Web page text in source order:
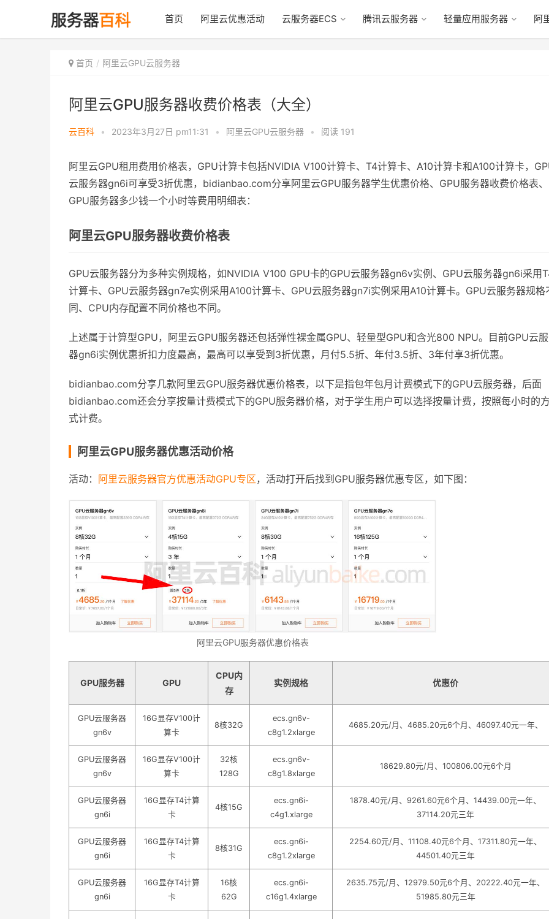
首页 阿里云优惠活动 云服务器ECS 腾讯云服务器 轻量应用服务器 阿
首页 阿里云GPU云服务器
阿里云GPU服务器收费价格表（大全）
云百科 • 2023年3月27日 pm11:31 • 阿里云GPU云服务器 • 阅读 191
阿里云GPU租用费用价格表，GPU计算卡包括NVIDIA V100计算卡、T4计算卡、A10计算卡和A100计算卡，
云服务器gn6i可享受3折优惠，bidianbao.com分享阿里云GPU服务器学生优惠价格、GPU服务器收费价格表、
GPU服务器多少钱一个小时等费用明细表：
阿里云GPU服务器收费价格表
GPU云服务器分为多种实例规格，如NVIDIA V100 GPU卡的GPU云服务器gn6v实例、GPU云服务器gn6i采用
计算卡、GPU云服务器gn7e实例采用A100计算卡、GPU云服务器gn7i实例采用A10计算卡。GPU云服务器规格
同、CPU内存配置不同价格也不同。
上述属于计算型GPU，阿里云GPU服务器还包括弹性裸金属GPU、轻量型GPU和含光800 NPU。目前GPU云
器gn6i实例优惠折扣力度最高，最高可以享受到3折优惠，月付5.5折、年付3.5折、3年付享3折优惠。
bidianbao.com分享几款阿里云GPU服务器优惠价格表，以下是指包年包月计费模式下的GPU云服务器，后面
bidianbao.com还会分享按量计费模式下的GPU服务器价格，对于学生用户可以选择按量计费，按照每小时的
式计费。
阿里云GPU服务器优惠活动价格
活动： 阿里云服务器官方优惠活动GPU专区，活动打开后找到GPU服务器优惠专区，如下图：
阿里云GPU服务器优惠价格表
GPU服务器 GPU
CPU内
存
实例规格 优惠价
GPU云服务器
gn6v
16G显存V100计
算卡
8核32G
ecs.gn6v-
c8g1.2xlarge
4685.20元/月、4685.20元6个月、46097.40元一年、
GPU云服务器
gn6v
16G显存V100计
算卡
32核
128G
ecs.gn6v-
c8g1.8xlarge
18629.80元/月、100806.00元6个月
GPU云服务器
gn6i
16G显存T4计算
卡
4核15G
ecs.gn6i-
c4g1.xlarge
1878.40元/月、9261.60元6个月、14439.00元一年、
37114.20元三年
GPU云服务器
gn6i
16G显存T4计算
卡
8核31G
ecs.gn6i-
c8g1.2xlarge
2254.60元/月、11108.40元6个月、17311.80元一年、
44501.40元三年
GPU云服务器
gn6i
16G显存T4计算
卡
16核
62G
ecs.gn6i-
c16g1.4xlarge
2635.75元/月、12979.50元6个月、20222.40元一年、
51985.80元三年